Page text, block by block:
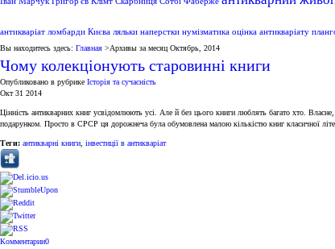
антикваріат ломбарди Києва ляльки наперстки нумізматика оцінка антикваріату
Вы находитесь здесь: Главная >Архивы за месяц Октябрь, 2014
Чому колекціонують старовинні книги
Опубликовано в рубрике Історія та сучасність
Окт 31 2014
Цінність антикварних книг усвідомлюють усі. Але й без цього книги люблять багато хто.
подарунком. Просто в СРСР ця дорожнеча була обумовлена ​​малою кількістю книг класичної
Теги: антикварні книги інвестиції в антикваріат
Комментарии0